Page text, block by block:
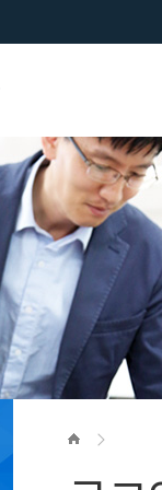
학과특성
학과소개
교수소개
주요산학
취업공지
자랑거리
학과공지
소통마당
학과일정